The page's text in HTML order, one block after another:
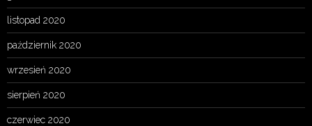
listopad 2020
październik 2020
wrzesień 2020
sierpień 2020
czerwiec 2020